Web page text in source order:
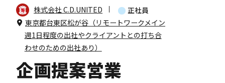
株式会社 C.D.UNITED
正社員
東京都台東区松が谷（リモートワークメイン
週1日程度の出社やクライアントとの打ち合
わせのための出社あり）
企画提案営業